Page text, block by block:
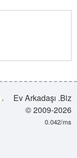
Ev Arkadaşı .Biz
© 2009-2026
0.042/ms